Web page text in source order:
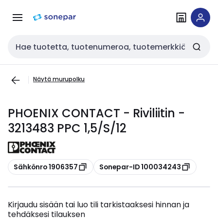
navigointiinsisältöön
Haku
Näytä murupolku
PHOENIX CONTACT - Riviliitin -
3213483 PPC 1,5/S/12
Kopioi
Sähkönro 1906357 Kopioi
Sonepar-ID 100034243
Kirjaudu sisään tai luo tili tarkistaaksesi hinnan ja
tehdäksesi tilauksen